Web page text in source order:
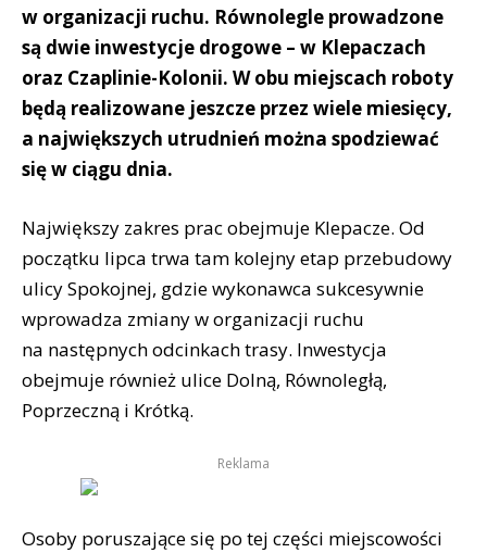
w organizacji ruchu. Równolegle prowadzone
są dwie inwestycje drogowe – w Klepaczach
oraz Czaplinie-Kolonii. W obu miejscach roboty
będą realizowane jeszcze przez wiele miesięcy,
a największych utrudnień można spodziewać
się w ciągu dnia.
Największy zakres prac obejmuje Klepacze. Od
początku lipca trwa tam kolejny etap przebudowy
ulicy Spokojnej, gdzie wykonawca sukcesywnie
wprowadza zmiany w organizacji ruchu
na następnych odcinkach trasy. Inwestycja
obejmuje również ulice Dolną, Równoległą,
Poprzeczną i Krótką.
Reklama
Osoby poruszające się po tej części miejscowości